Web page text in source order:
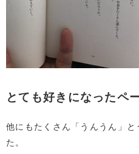
とても好きになったペ
他にもたくさん「うんうん」と
た。